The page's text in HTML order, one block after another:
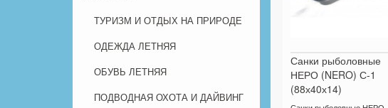
ТУРИЗМ И ОТДЫХ НА ПРИРОДЕ
ОДЕЖДА ЛЕТНЯЯ
ОБУВЬ ЛЕТНЯЯ
ПОДВОДНАЯ ОХОТА И ДАЙВИНГ
Санки рыболовные
НЕРО (NERO) С-1
(88х40х14)